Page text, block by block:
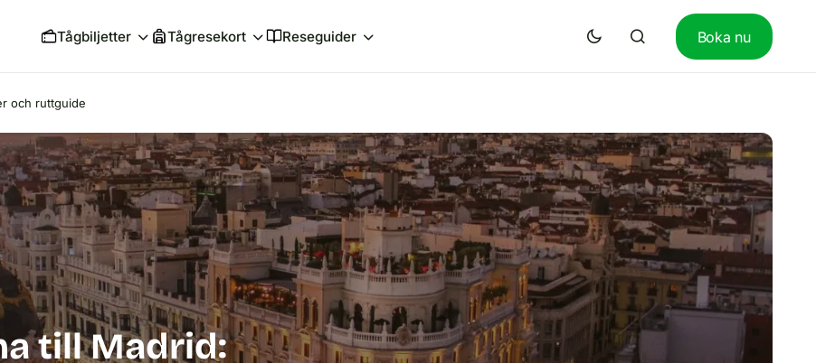
Tågbiljetter Tågresekort Reseguider Boka nu
och ruttguide
till Madrid: